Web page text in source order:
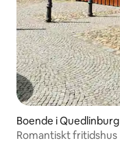
Boende i Quedlinburg
Romantiskt fritidshus